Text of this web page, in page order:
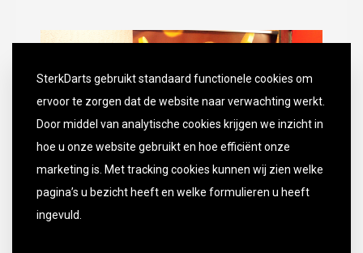
SterkDarts gebruikt standaard functionele cookies om
ervoor te zorgen dat de website naar verwachting werkt.
Door middel van analytische cookies krijgen we inzicht in
hoe u onze website gebruikt en hoe efficiënt onze
marketing is. Met tracking cookies kunnen wij zien welke
pagina’s u bezicht heeft en welke formulieren u heeft
ingevuld.